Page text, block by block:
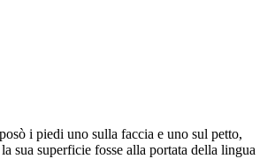
i piedi uno sulla faccia e uno sul petto,
sua superficie fosse alla portata della lingua